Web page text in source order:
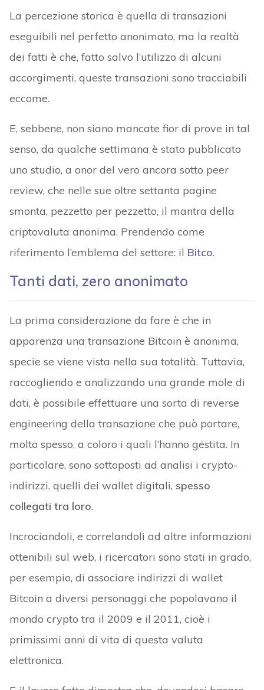
La percezione storica è quella di transazioni
eseguibili nel perfetto anonimato, ma la realtà
dei fatti è che, fatto salvo l’utilizzo di alcuni
accorgimenti, queste transazioni sono tracciabili
eccome.
E, sebbene, non siano mancate fior di prove in tal
senso, da qualche settimana è stato pubblicato
uno studio, a onor del vero ancora sotto peer
review, che nelle sue oltre settanta pagine
smonta, pezzetto per pezzetto, il mantra della
criptovaluta anonima. Prendendo come
riferimento l’emblema del settore: il Bitco.
Tanti dati, zero anonimato
La prima considerazione da fare è che in
apparenza una transazione Bitcoin è anonima,
specie se viene vista nella sua totalità. Tuttavia,
raccogliendo e analizzando una grande mole di
dati, è possibile effettuare una sorta di reverse
engineering della transazione che può portare,
molto spesso, a coloro i quali l’hanno gestita. In
particolare, sono sottoposti ad analisi i crypto-
indirizzi, quelli dei wallet digitali, spesso
collegati tra loro.
Incrociandoli, e correlandoli ad altre informazioni
ottenibili sul web, i ricercatori sono stati in grado,
per esempio, di associare indirizzi di wallet
Bitcoin a diversi personaggi che popolavano il
mondo crypto tra il 2009 e il 2011, cioè i
primissimi anni di vita di questa valuta
elettronica.